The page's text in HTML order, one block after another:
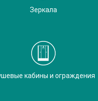
Зеркала
кабины и ограждения